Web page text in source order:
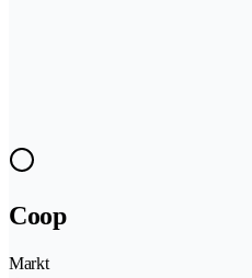
Coop
Markt